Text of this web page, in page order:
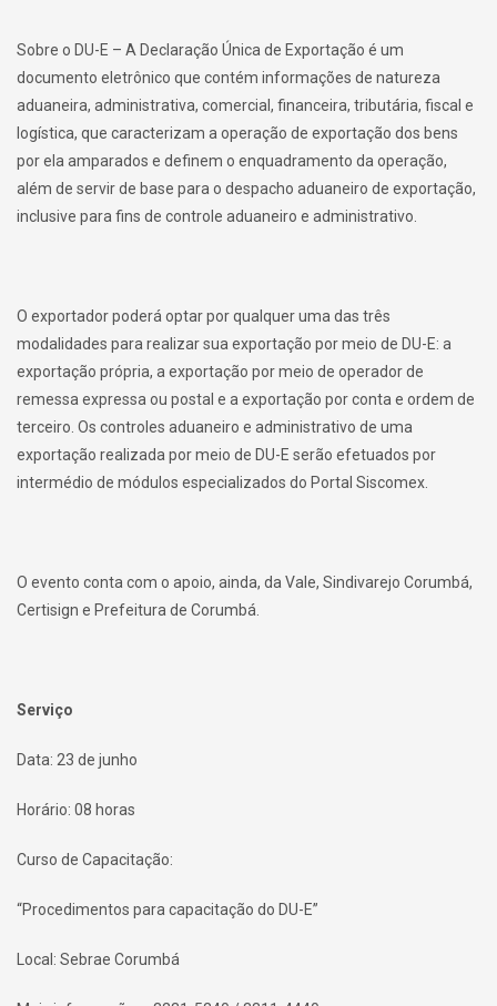
Sobre o DU-E – A Declaração Única de Exportação é um
documento eletrônico que contém informações de natureza
aduaneira, administrativa, comercial, financeira, tributária, fiscal e
logística, que caracterizam a operação de exportação dos bens
por ela amparados e definem o enquadramento da operação,
além de servir de base para o despacho aduaneiro de exportação,
inclusive para fins de controle aduaneiro e administrativo.
O exportador poderá optar por qualquer uma das três
modalidades para realizar sua exportação por meio de DU-E: a
exportação própria, a exportação por meio de operador de
remessa expressa ou postal e a exportação por conta e ordem de
terceiro. Os controles aduaneiro e administrativo de uma
exportação realizada por meio de DU-E serão efetuados por
intermédio de módulos especializados do Portal Siscomex.
O evento conta com o apoio, ainda, da Vale, Sindivarejo Corumbá,
Certisign e Prefeitura de Corumbá.
Serviço
Data: 23 de junho
Horário: 08 horas
Curso de Capacitação:
“Procedimentos para capacitação do DU-E”
Local: Sebrae Corumbá